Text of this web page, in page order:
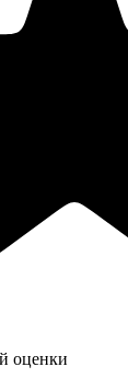
оценки